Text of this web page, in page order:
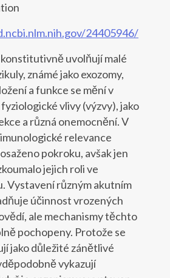
24405946/
uvolňují malé
známé jako exozomy,
a funkce se mění v
vlivy (výzvy), jako
a různá onemocnění. V
relevance
pokroku, avšak jen
jejich roli ve
Vystavení různým akutním
účinnost vrozených
ale mechanismy těchto
pochopeny. Protože se
jako důležité zánětlivé
vykazují